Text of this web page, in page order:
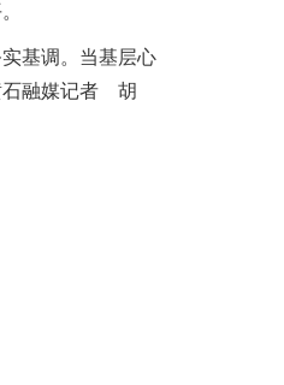
基调。当基层心
石融媒记者 胡